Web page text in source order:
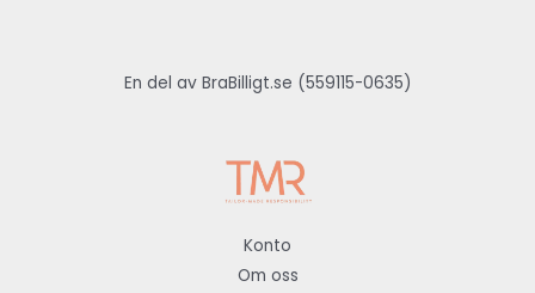
En del av BraBilligt.se (559115-0635)
Konto
Om oss